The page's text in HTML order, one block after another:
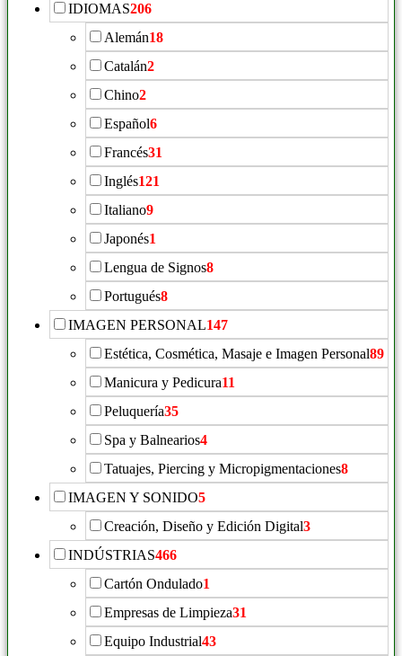
IDIOMAS206
Alemán18
Catalán2
Chino2
Español6
Francés31
Inglés121
Italiano9
Japonés1
Lengua de Signos8
Portugués8
IMAGEN PERSONAL147
Estética, Cosmética, Masaje e Imagen Personal89
Manicura y Pedicura11
Peluquería35
Spa y Balnearios4
Tatuajes, Piercing y Micropigmentaciones8
IMAGEN Y SONIDO5
Creación, Diseño y Edición Digital3
INDÚSTRIAS466
Cartón Ondulado1
Empresas de Limpieza31
Equipo Industrial43